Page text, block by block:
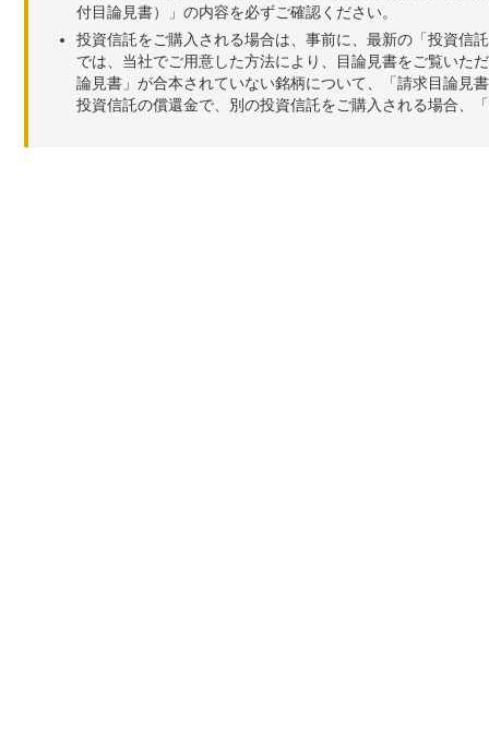
付目論見書）」の内容を必ずご確認ください。
投資信託をご購入される場合は、事前に、最新の「投資信
では、当社でご用意した方法により、目論見書をご覧いた
論見書」が合本されていない銘柄について、「請求目論見
投資信託の償還金で、別の投資信託をご購入される場合、